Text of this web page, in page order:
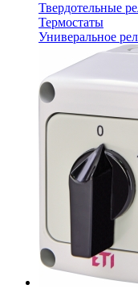
Твердотельные
Термостаты
Универальное